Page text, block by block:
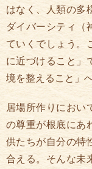
はなく、人類の多
ダイバーシティ（
ていくでしょう。
に近づけること」
境を整えること」
居場所作りにおい
の尊重が根底にあ
供たちが自分の特
合える。そんな未